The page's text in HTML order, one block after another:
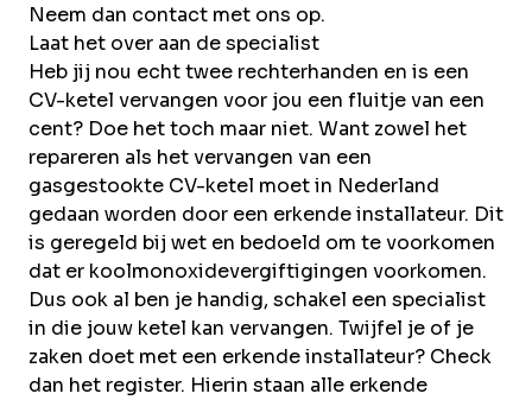
Neem dan contact met ons op.
Laat het over aan de specialist
Heb jij nou echt twee rechterhanden en is een
CV-ketel vervangen voor jou een fluitje van een
cent? Doe het toch maar niet. Want zowel het
repareren als het vervangen van een
gasgestookte CV-ketel moet in Nederland
gedaan worden door een erkende installateur. Dit
is geregeld bij wet en bedoeld om te voorkomen
dat er koolmonoxidevergiftigingen voorkomen.
Dus ook al ben je handig, schakel een specialist
in die jouw ketel kan vervangen. Twijfel je of je
zaken doet met een erkende installateur? Check
dan het register. Hierin staan alle erkende